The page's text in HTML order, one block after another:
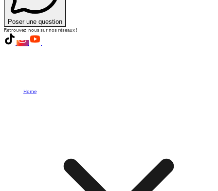
Poser une question
Retrouvez-nous sur nos réseaux !
Home